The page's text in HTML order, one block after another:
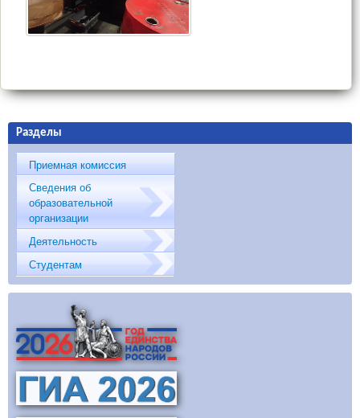
Разделы
Приемная комиссия
Сведения об
образовательной
организации
Деятельность
Студентам